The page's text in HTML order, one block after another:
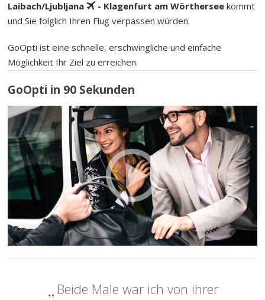
Laibach/Ljubljana
- Klagenfurt am Wörthersee kommt
und Sie folglich Ihren Flug verpassen würden.
GoOpti ist eine schnelle, erschwingliche und einfache
Möglichkeit Ihr Ziel zu erreichen.
GoOpti in 90 Sekunden
Beide Male war ich von ihrer